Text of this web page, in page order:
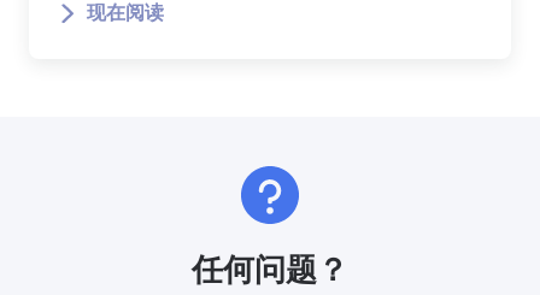
现在阅读
任何问题？